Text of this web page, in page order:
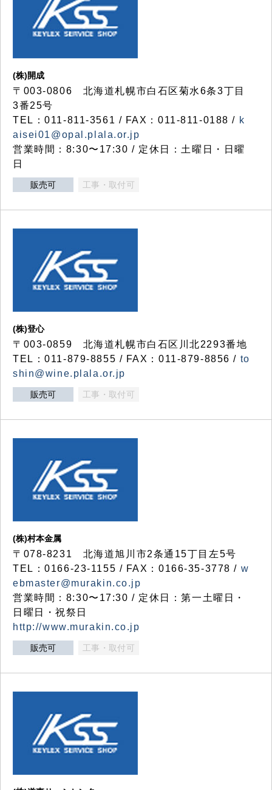
(株)開成
〒003-0806 北海道札幌市白石区菊水6条3丁目
3番25号
TEL：011-811-3561 / FAX：011-811-0188 / k
aisei01@opal.plala.or.jp
営業時間：8:30〜17:30 / 定休日：土曜日・日曜
日
販売可 工事・取付可
(株)登心
〒003-0859 北海道札幌市白石区川北2293番地
TEL：011-879-8855 / FAX：011-879-8856 / to
shin@wine.plala.or.jp
販売可 工事・取付可
(株)村本金属
〒078-8231 北海道旭川市2条通15丁目左5号
TEL：0166-23-1155 / FAX：0166-35-3778 / w
ebmaster@murakin.co.jp
営業時間：8:30〜17:30 / 定休日：第一土曜日・
日曜日・祝祭日
http://www.murakin.co.jp
販売可 工事・取付可